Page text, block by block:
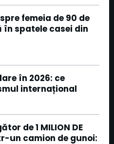
femeia de 90 de
spatele casei din
în 2026: ce
internațional
de 1 MILION DE
un camion de gunoi: